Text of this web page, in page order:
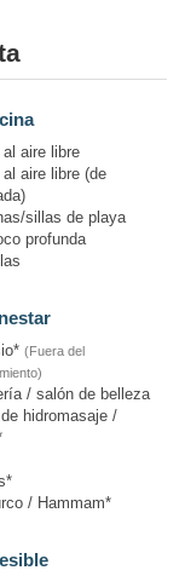
aire libre
aire libre (de
sillas de playa
profunda
(Fuera del
/ salón de belleza
hidromasaje /
/ Hammam*